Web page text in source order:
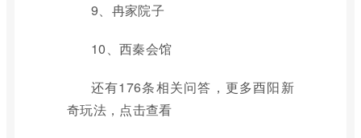
9、冉家院子
10、西秦会馆
还有176条相关问答，更多酉阳新
奇玩法，点击查看